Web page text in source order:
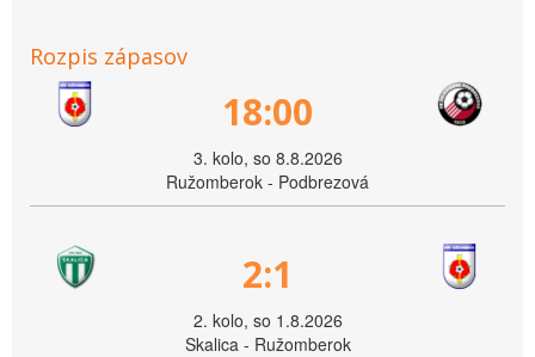
Rozpis zápasov
18:00
3. kolo, so 8.8.2026
Ružomberok - Podbrezová
2:1
2. kolo, so 1.8.2026
Skalica - Ružomberok